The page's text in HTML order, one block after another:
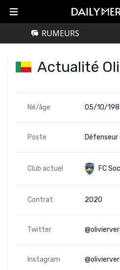
RUMEURS
Actualité
Né/âge 05/10/
Poste Défenseur
Club actuel FC
Contrat 2020
Twitter
Instagram